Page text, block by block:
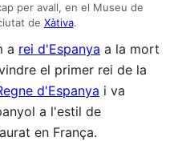
per avall, en el Museu de
de Xàtiva.
a rei d'Espanya a la mort
el primer rei de la
d'Espanya i va
a l'estil de
en França.